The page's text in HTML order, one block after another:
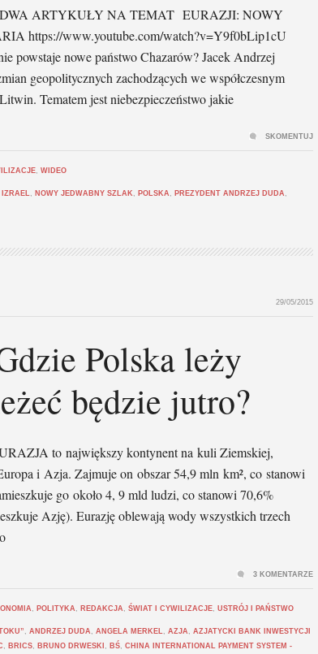
DWA ARTYKUŁY NA TEMAT EURAZJI: NOWY
https://www.youtube.com/watch?v=Y9f0bLip1cU
powstaje nowe państwo Chazarów? Jacek Andrzej
geopolitycznych zachodzących we współczesnym
Tematem jest niebezpieczeństwo jakie
, WIDEO
IZRAEL, NOWY JEDWABNY SZLAK , POLSKA , PREZYDENT ANDRZEJ DUDA ,
SKOMENTUJ
29/05/2015
Polska leży
będzie jutro?
to największy kontynent na kuli Ziemskiej,
i Azja. Zajmuje on obszar 54,9 mln km², co stanowi
go około 4, 9 mld ludzi, co stanowi 70,6%
Azję). Eurazję oblewają wody wszystkich trzech
, POLITYKA , REDAKCJA , ŚWIAT I CYWILIZACJE, USTRÓJ I PAŃSTWO
, ANDRZEJ DUDA , ANGELA MERKEL, AZJA , AZJATYCKI BANK INWESTYCJI
, BRICS, BRUNO DRWESKI , BŚ, CHINA INTERNATIONAL PAYMENT SYSTEM -
3 KOMENTARZE